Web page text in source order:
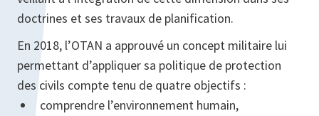
doctrines et ses travaux de planification.
En 2018, l’OTAN a approuvé un concept militaire lui
permettant d’appliquer sa politique de protection
des civils compte tenu de quatre objectifs :
comprendre l’environnement humain,